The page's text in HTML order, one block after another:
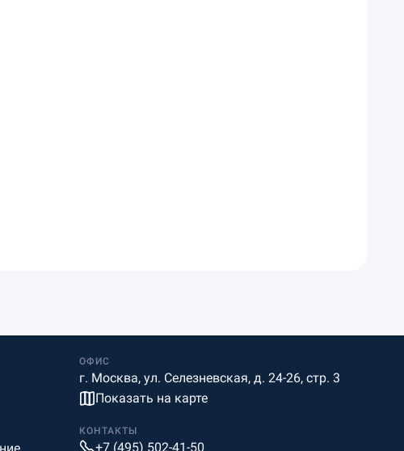
ОФИС
г. Москва, ул. Селезневская, д. 24-26, стр. 3
Показать на карте
КОНТАКТЫ
+7 (495) 502-41-50